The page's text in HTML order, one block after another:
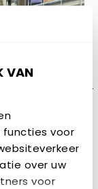
VAN
voor
over uw
voor